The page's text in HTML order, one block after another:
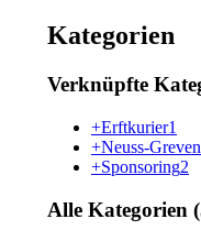
Kategorien
Verknüpfte
+Erftkurier1
+Neuss-
+Sponsoring2
Alle Kategorien